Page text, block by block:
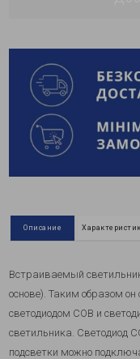
Описание
Встраиваемый
основе). Таким образом он
светодиодом COB и
светильника. Светодиод
подсветки можно